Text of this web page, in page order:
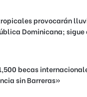
provocarán
Dominicana;
becas
sin Barreras»